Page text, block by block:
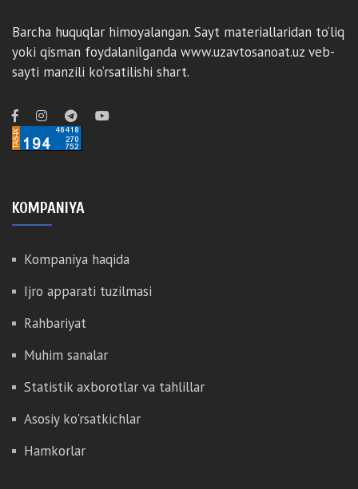
Barcha huquqlar himoyalangan. Sayt materiallaridan to‘liq
yoki qisman foydalanilganda www.uzavtosanoat.uz veb-
sayti manzili ko‘rsatilishi shart.
KOMPANIYA
Kompaniya haqida
Ijro apparati tuzilmasi
Rahbariyat
Muhim sanalar
Statistik axborotlar va tahlillar
Asosiy ko'rsatkichlar
Hamkorlar